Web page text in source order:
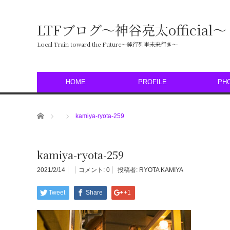
LTFブログ〜神谷亮太official〜
Local Train toward the Future〜鈍行列車未来行き〜
HOME PROFILE
ホーム kamiya-ryota-259
kamiya-ryota-259
2021/2/14 コメント: 0 投稿者: RYOTA KAMIYA
Tweet Share +1